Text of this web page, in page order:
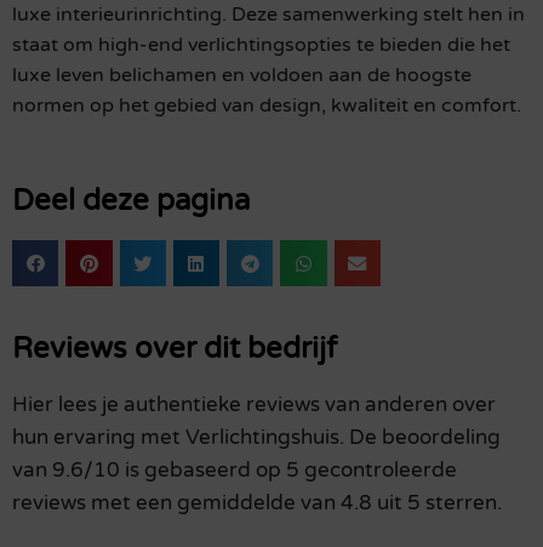
luxe interieurinrichting. Deze samenwerking stelt hen in
staat om high-end verlichtingsopties te bieden die het
luxe leven belichamen en voldoen aan de hoogste
normen op het gebied van design, kwaliteit en comfort.
Deel deze pagina
Reviews over dit bedrijf
Hier lees je authentieke reviews van anderen over
hun ervaring met Verlichtingshuis. De beoordeling
van 9.6/10 is gebaseerd op 5 gecontroleerde
reviews met een gemiddelde van 4.8 uit 5 sterren.